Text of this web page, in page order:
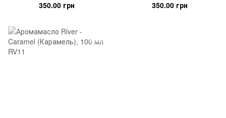
лемонграсс) , 100 мл
350.00 грн 350.00 грн